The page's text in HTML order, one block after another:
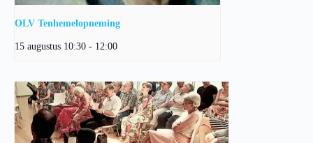
OLV Tenhemelopneming
15 augustus 10:30 - 12:00